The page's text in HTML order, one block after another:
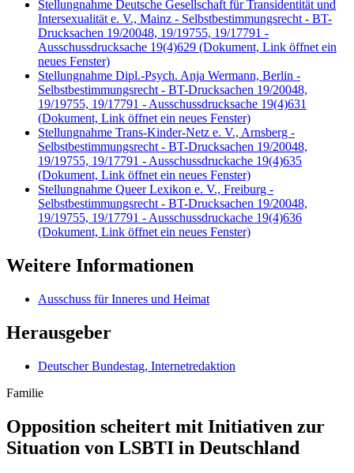
Stellungnahme Deutsche Gesellschaft für Transidentität und
Intersexualität e. V., Mainz - Selbstbestimmungsrecht - BT-
Drucksachen 19/20048, 19/19755, 19/17791 -
Ausschussdrucksache 19(4)629 (Dokument, Link öffnet ein
neues Fenster)
Stellungnahme Dipl.-Psych. Anja Wermann, Berlin -
Selbstbestimmungsrecht - BT-Drucksachen 19/20048,
19/19755, 19/17791 - Ausschussdrucksache 19(4)631
(Dokument, Link öffnet ein neues Fenster)
Stellungnahme Trans-Kinder-Netz e. V., Arnsberg -
Selbstbestimmungsrecht - BT-Drucksachen 19/20048,
19/19755, 19/17791 - Ausschussdruckache 19(4)635
(Dokument, Link öffnet ein neues Fenster)
Stellungnahme Queer Lexikon e. V., Freiburg -
Selbstbestimmungsrecht - BT-Drucksachen 19/20048,
19/19755, 19/17791 - Ausschussdruckache 19(4)636
(Dokument, Link öffnet ein neues Fenster)
Weitere Informationen
Ausschuss für Inneres und Heimat
Herausgeber
Deutscher Bundestag, Internetredaktion
Familie
Opposition scheitert mit Initiativen zur
Si­tuation von LSBTI in Deutschland